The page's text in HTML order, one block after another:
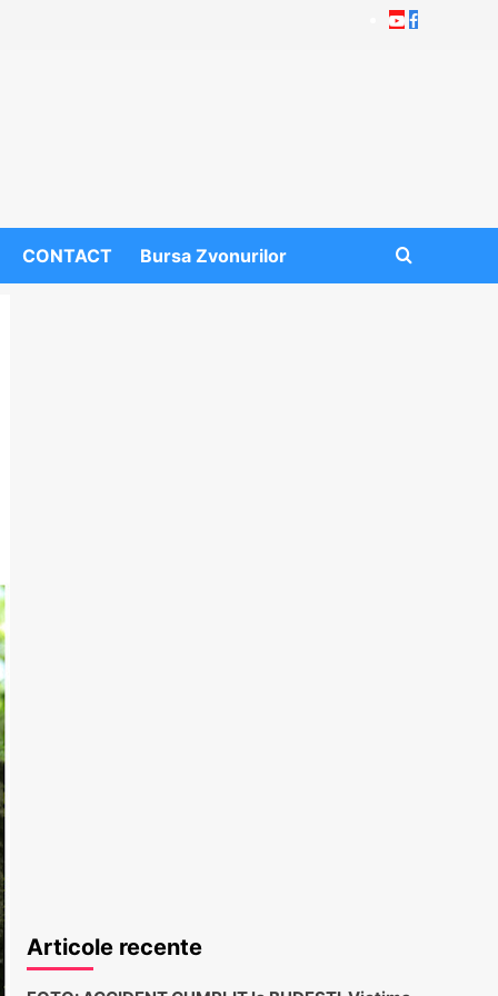
Youtube
Facebook
CONTACT Bursa Zvonurilor
Articole recente